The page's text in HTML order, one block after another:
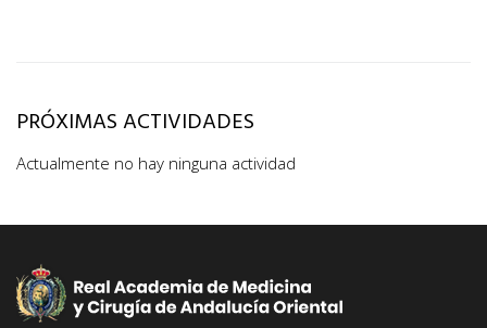
PRÓXIMAS ACTIVIDADES
Actualmente no hay ninguna actividad